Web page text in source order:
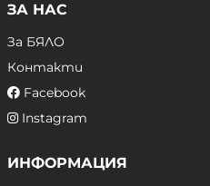
ЗА НАС
За БЯЛО
Контакти
Facebook
Instagram
ИНФОРМАЦИЯ